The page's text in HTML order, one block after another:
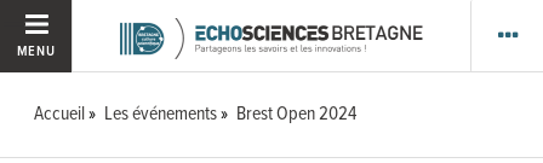
MENU
Accueil Les événements Brest Open 2024